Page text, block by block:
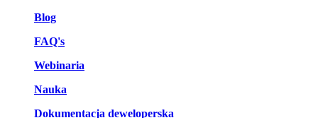
Blog
FAQ's
Webinaria
Nauka
Dokumentacja deweloperska